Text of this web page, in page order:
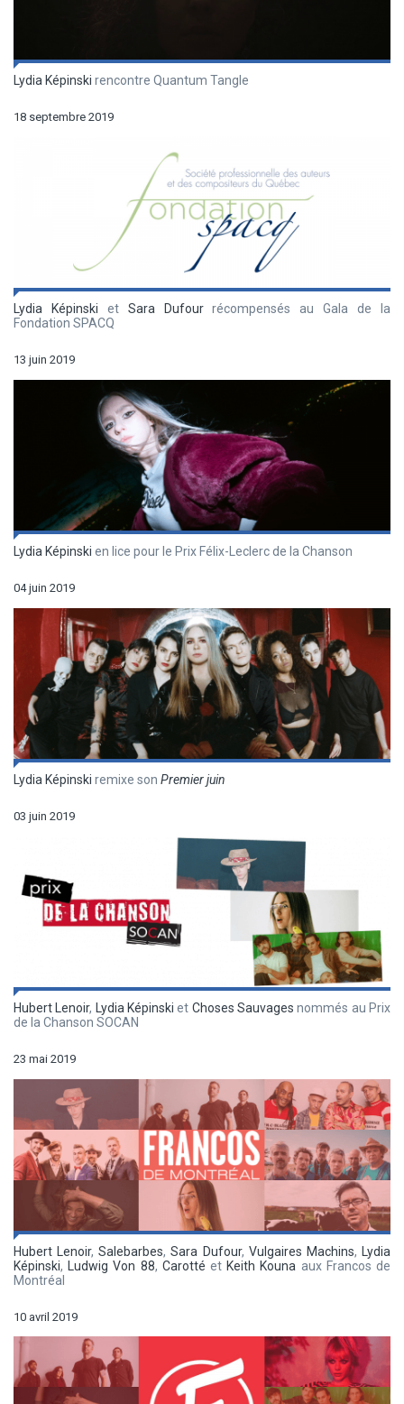
Lydia Képinski rencontre Quantum Tangle
18 septembre 2019
Lydia Képinski et Sara Dufourrécompensés au Gala de la
Fondation SPACQ
13 juin 2019
Lydia Képinski en lice pour le Prix Félix-Leclerc de la Chanson
04 juin 2019
Lydia Képinski remixe son Premier juin
03 juin 2019
Hubert Lenoir, Lydia Képinski et Choses Sauvages nommés au Prix
de la Chanson SOCAN
23 mai 2019
Hubert Lenoir,Salebarbes,Sara Dufour, Vulgaires Machins,
Lydia
Képinski, Ludwig Von 88, Carotté et Keith Kouna aux Francos de
Montréal
10 avril 2019